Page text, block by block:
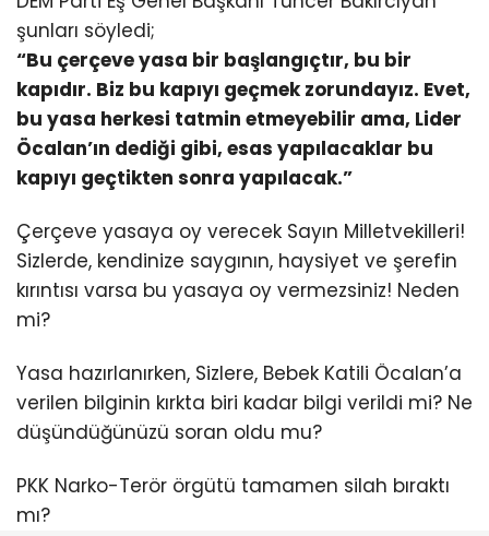
şunları söyledi;
“Bu çerçeve yasa bir başlangıçtır, bu bir
kapıdır. Biz bu kapıyı geçmek zorundayız. Evet,
bu yasa herkesi tatmin etmeyebilir ama, Lider
Öcalan’ın dediği gibi, esas yapılacaklar bu
kapıyı geçtikten sonra yapılacak.”
Çerçeve yasaya oy verecek Sayın Milletvekilleri!
Sizlerde, kendinize saygının, haysiyet ve şerefin
kırıntısı varsa bu yasaya oy vermezsiniz! Neden
mi?
Yasa hazırlanırken, Sizlere, Bebek Katili Öcalan’a
verilen bilginin kırkta biri kadar bilgi verildi mi? Ne
düşündüğünüzü soran oldu mu?
PKK Narko-Terör örgütü tamamen silah bıraktı
mı?